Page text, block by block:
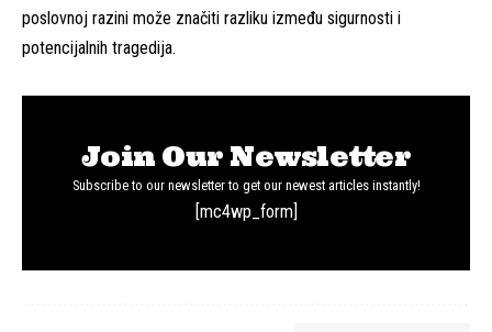
poslovnoj razini može značiti razliku između sigurnosti i
potencijalnih tragedija.
Join Our Newsletter
Subscribe to our newsletter to get our newest articles instantly!
[mc4wp_form]